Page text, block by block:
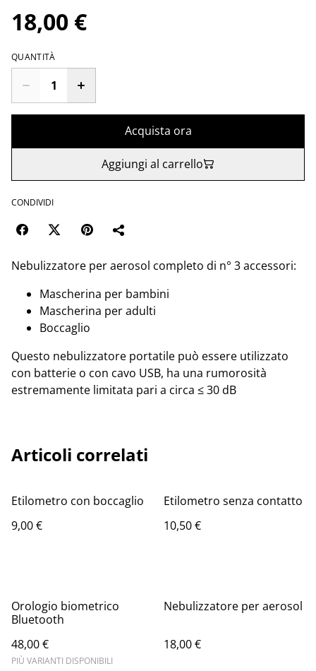
18,00 €
QUANTITÀ
Acquista ora
Aggiungi al carrello
CONDIVIDI
Nebulizzatore per aerosol completo di n° 3 accessori:
Mascherina per bambini
Mascherina per adulti
Boccaglio
Questo nebulizzatore portatile può essere utilizzato
con batterie o con cavo USB, ha una rumorosità
estremamente limitata pari a circa ≤ 30 dB
Articoli correlati
Etilometro con boccaglio
9,00 €
Etilometro senza contatto
10,50 €
Orologio biometrico
Bluetooth
48,00 €
PIÙ VARIANTI DISPONIBILI
Nebulizzatore per aerosol
18,00 €